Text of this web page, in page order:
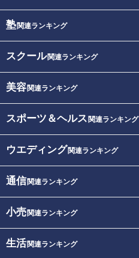
塾関連ランキング
スクール関連ランキング
美容関連ランキング
スポーツ＆ヘルス 関連ランキング
ウエディング関連ランキング
通信関連ランキング
小売関連ランキング
生活関連ランキング